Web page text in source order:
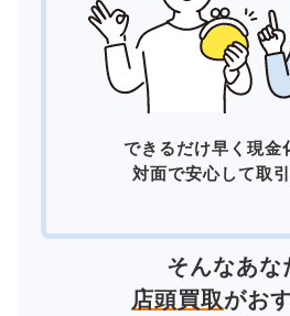
できるだけ早く現金
対面で安心して取引
そんなあな
店頭買取がお